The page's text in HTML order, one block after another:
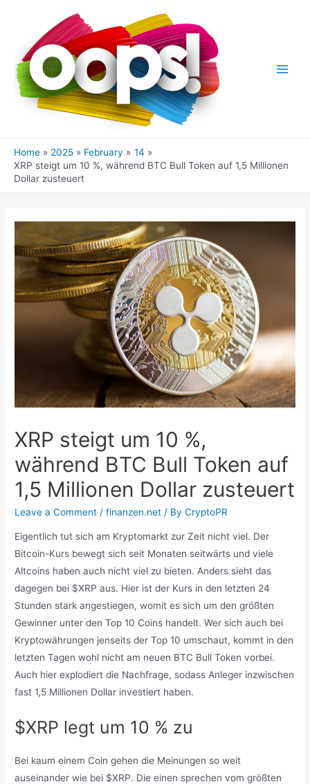
Home 2025 February
14
XRP steigt um 10 %, während BTC Bull Token auf 1,5 Millionen
Dollar zusteuert
XRP steigt um 10 %,
während BTC Bull Token auf
1,5 Millionen Dollar zusteuert
Leave a Comment /finanzen.net / ByCryptoPR
Eigentlich tut sich am Kryptomarkt zur Zeit nicht viel. Der
Bitcoin-Kurs bewegt sich seit Monaten seitwärts und viele
Altcoins haben auch nicht viel zu bieten. Anders sieht das
dagegen bei $XRP aus. Hier ist der Kurs in den letzten 24
Stunden stark angestiegen, womit es sich um den größten
Gewinner unter den Top 10 Coins handelt. Wer sich auch bei
Kryptowährungen jenseits der Top 10 umschaut, kommt in den
letzten Tagen wohl nicht am neuen BTC Bull Token vorbei.
Auch hier explodiert die Nachfrage, sodass Anleger inzwischen
fast 1,5 Millionen Dollar investiert haben.
$XRP legt um 10 % zu
Bei kaum einem Coin gehen die Meinungen so weit
auseinander wie bei $XRP. Die einen sprechen vom größten